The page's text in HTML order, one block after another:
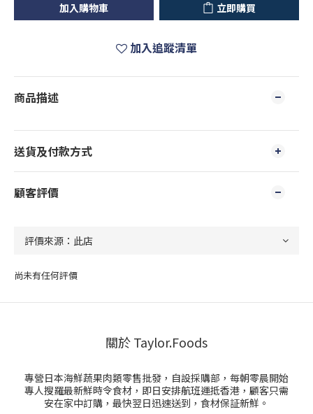
加入購物車 立即購買
加入追蹤清單
商品描述
送貨及付款方式
顧客評價
尚未有任何評價
關於 Taylor.Foods
專營日本海鮮蔬果肉類零售批發，自設採購部，每朝零晨開始
專人搜羅最新鮮時令食材，即日安排航班運抵香港，顧客只需
安在家中訂購，最快翌日迅速送到，食材保証新鮮。